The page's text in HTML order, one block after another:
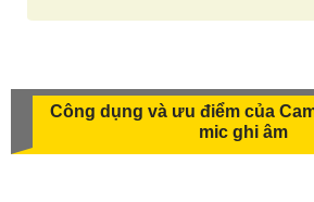
Công dụng và ưu điểm của
mic ghi âm